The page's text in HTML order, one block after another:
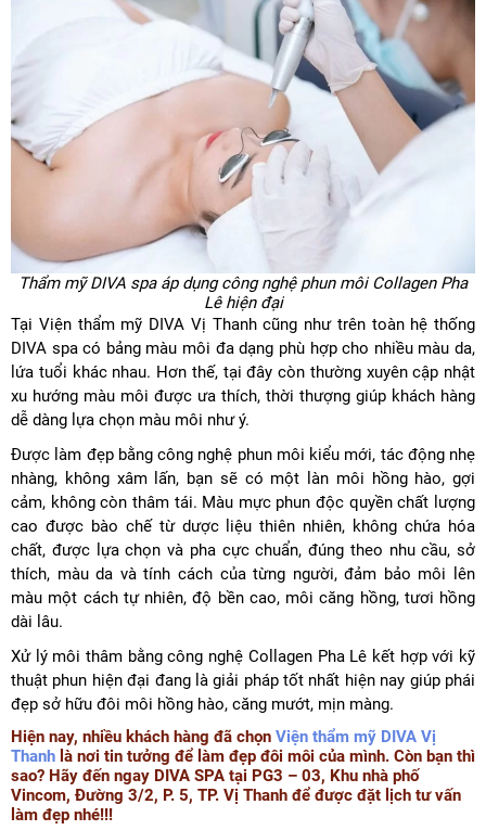
Thẩm mỹ DIVA spa áp dụng công nghệ phun môi Collagen Pha
Lê hiện đại
Tại Viện thẩm mỹ DIVA Vị Thanh cũng như trên toàn hệ thống
DIVA spa có bảng màu môi đa dạng phù hợp cho nhiều màu da,
lứa tuổi khác nhau. Hơn thế, tại đây còn thường xuyên cập nhật
xu hướng màu môi được ưa thích, thời thượng giúp khách hàng
dễ dàng lựa chọn màu môi như ý.
Được làm đẹp bằng công nghệ phun môi kiểu mới, tác động nhẹ
nhàng, không xâm lấn, bạn sẽ có một làn môi hồng hào, gợi
cảm, không còn thâm tái. Màu mực phun độc quyền chất lượng
cao được bào chế từ dược liệu thiên nhiên, không chứa hóa
chất, được lựa chọn và pha cực chuẩn, đúng theo nhu cầu, sở
thích, màu da và tính cách của từng người, đảm bảo môi lên
màu một cách tự nhiên, độ bền cao, môi căng hồng, tươi hồng
dài lâu.
Xử lý môi thâm bằng công nghệ Collagen Pha Lê kết hợp với kỹ
thuật phun hiện đại đang là giải pháp tốt nhất hiện nay giúp phái
đẹp sở hữu đôi môi hồng hào, căng mướt, mịn màng.
Hiện nay, nhiều khách hàng đã chọn Viện thẩm mỹ DIVA Vị
Thanh là nơi tin tưởng để làm đẹp đôi môi của mình. Còn bạn thì
sao? Hãy đến ngay DIVA SPA tại PG3 – 03, Khu nhà phố
Vincom, Đường 3/2, P. 5, TP. Vị Thanh để được đặt lịch tư vấn
làm đẹp nhé!!!